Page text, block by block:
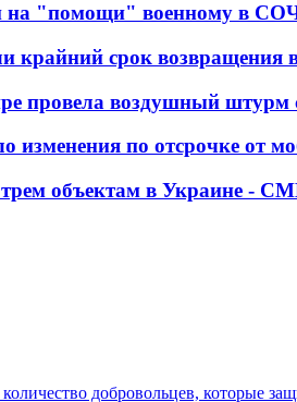
"помощи" военному в
крайний срок возвращения
провела воздушный штурм
изменения по отсрочке от
объектам в Украине -